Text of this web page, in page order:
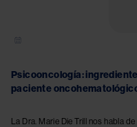
Psicooncología:
paciente
La Dra. Marie Die Trill nos habla